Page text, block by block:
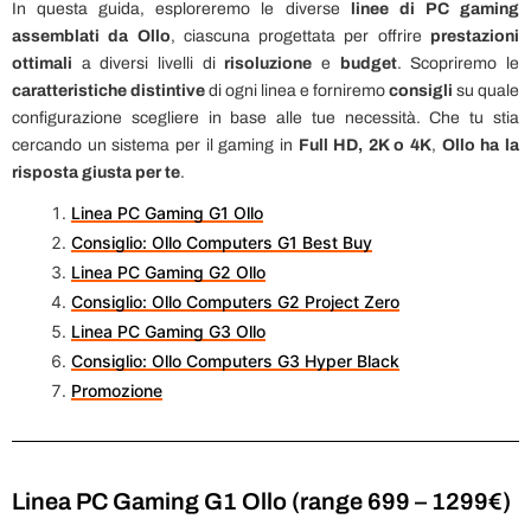
In questa guida, esploreremo le diverse
linee di PC gaming
assemblati da Ollo, ciascuna progettata per offrire prestazioni
ottimali a diversi livelli di risoluzione e budget. Scopriremo le
caratteristiche distintive di ogni linea e forniremo consigli su quale
configurazione scegliere in base alle tue necessità. Che tu stia
cercando un sistema per il gaming in Full HD, 2K o 4K, Ollo ha la
risposta giusta per te.
Linea PC Gaming G1 Ollo
Consiglio: Ollo Computers G1 Best Buy
Linea PC Gaming G2 Ollo
Consiglio: Ollo Computers G2 Project Zero
Linea PC Gaming G3 Ollo
Consiglio: Ollo Computers G3 Hyper Black
Promozione
Linea PC Gaming G1 Ollo (range 699 – 1299€)